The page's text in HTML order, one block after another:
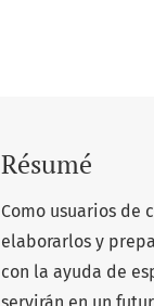
Résumé
Como usuarios de
elaborarlos y
con la ayuda de